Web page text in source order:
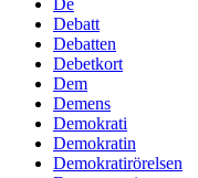
Debatt
Debatten
Debetkort
Dem
Demens
Demokrati
Demokratin
Demokratirörelsen